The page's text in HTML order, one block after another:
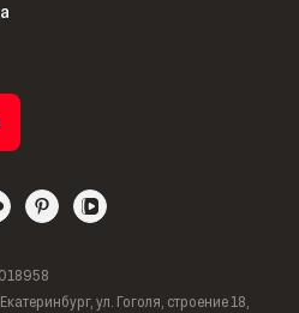
ул. Гоголя, строение 18,